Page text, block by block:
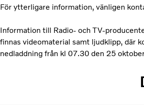
För ytterligare information, vänligen
Information till Radio- och TV-
finnas videomaterial samt ljudklipp, där
nedladdning från kl 07.30 den 25